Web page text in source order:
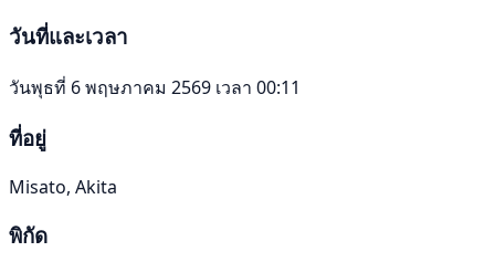
วันที่และเวลา
วันพุธที่ 6 พฤษภาคม 2569 เวลา 00:11
ที่อยู่
Misato, Akita
พิกัด